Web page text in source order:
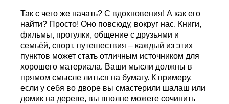
Так с чего же начать? C вдохновения! А как его
найти? Просто! Оно повсюду, вокруг нас. Книги,
фильмы, прогулки, общение с друзьями и
семьёй, спорт, путешествия – каждый из этих
пунктов может стать отличным источником для
хорошего материала. Ваши мысли должны в
прямом смысле литься на бумагу. К примеру,
если у себя во дворе вы смастерили шалаш или
домик на дереве, вы вполне можете сочинить